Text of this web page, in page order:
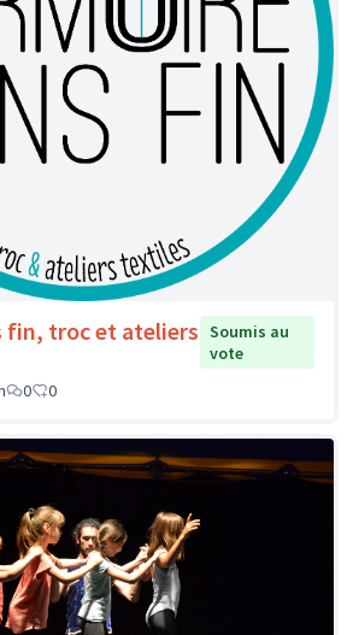
fin, troc et ateliers Soumis au
vote
0 0